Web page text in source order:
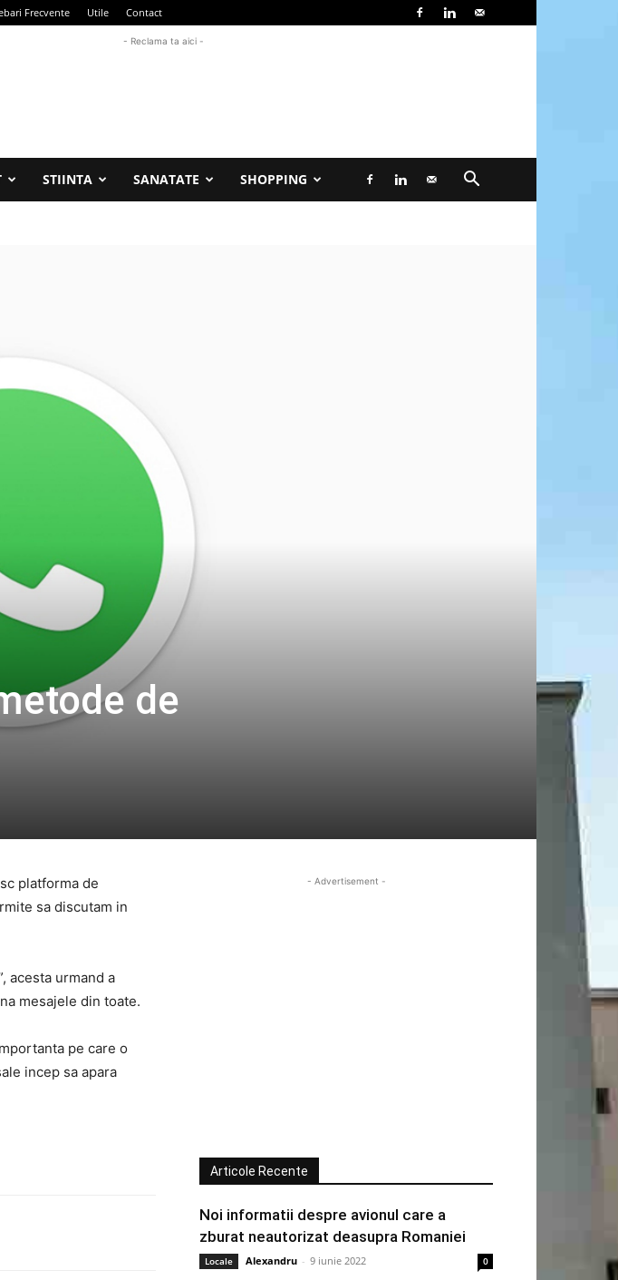
Frecvente Utile Contact
- Reclama ta aici -
STIINTA SANATATE SHOPPING
de
platforma de
sa discutam in
acesta urmand a
mesajele din toate.
pe care o
incep sa apara
- Advertisement -
Articole Recente
Noi informatii despre avionul care a
zburat neautorizat deasupra Romaniei
Locale Alexandru - 9 iunie 2022 0